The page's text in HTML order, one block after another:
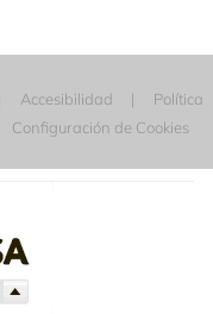
Accesibilidad
Política
Configuración de Cookies